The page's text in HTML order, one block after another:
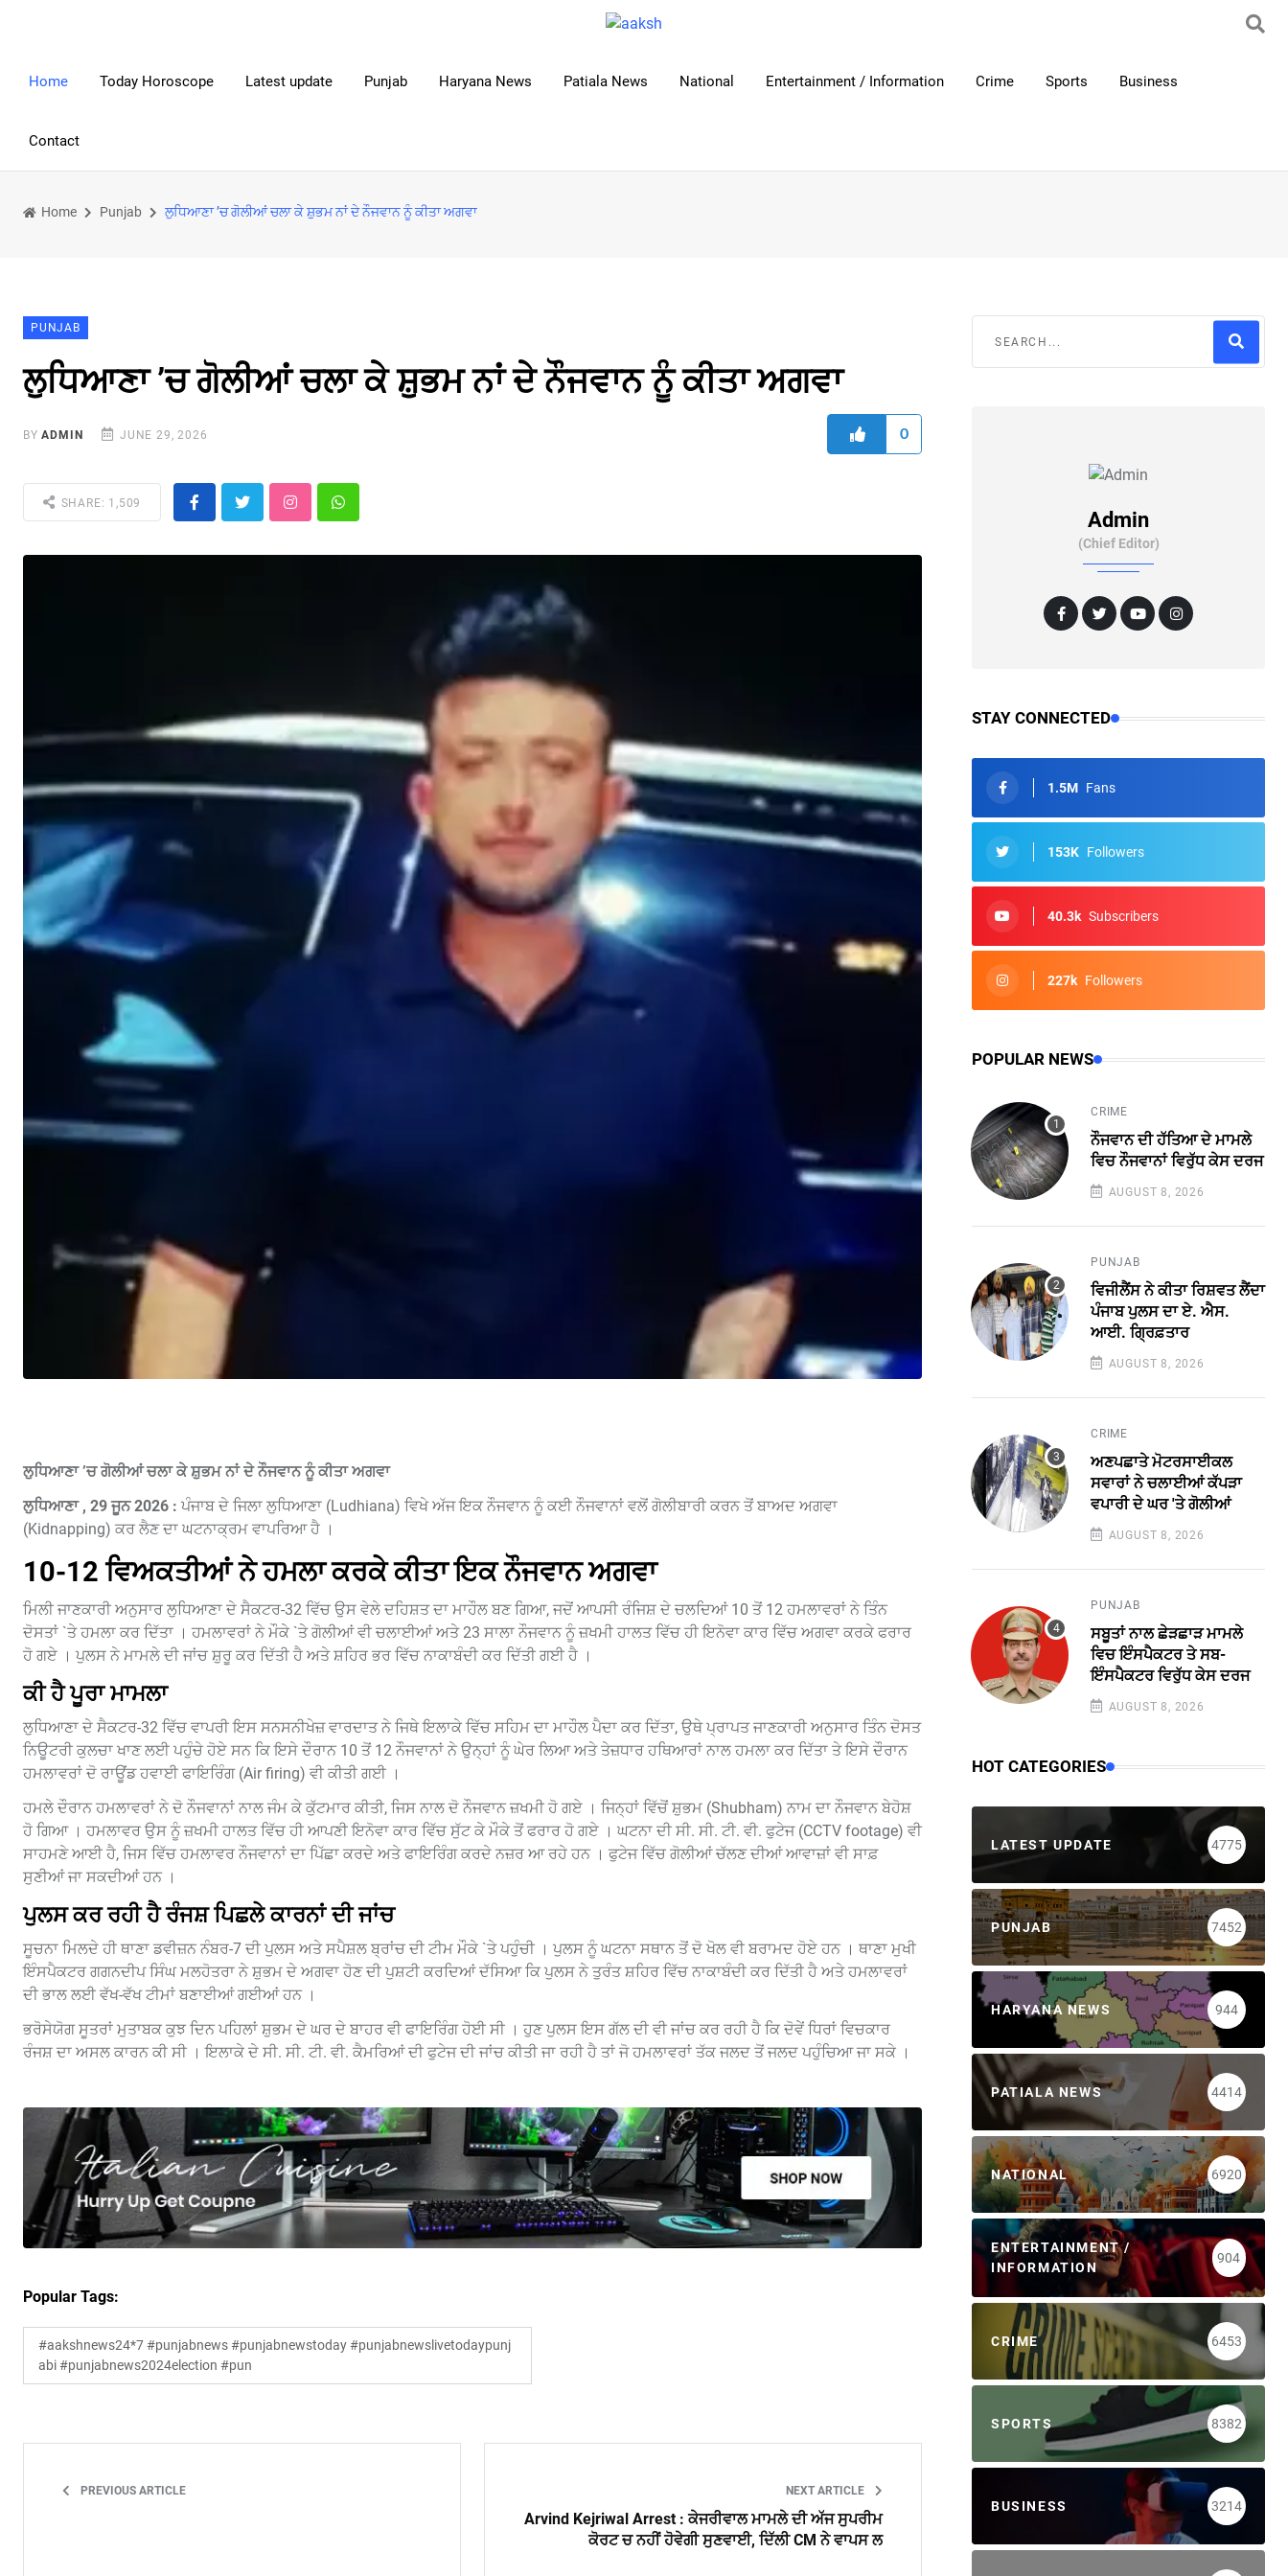
Home Today Horoscope Latest update Punjab Haryana News Patiala News National Entertainment / Information Crime Sports Business
Contact
Home Punjab ਲੁਧਿਆਣਾ ’ਚ ਗੋਲੀਆਂ ਚਲਾ ਕੇ ਸ਼ੁਭਮ ਨਾਂ ਦੇ ਨੌਜਵਾਨ ਨੂੰ ਕੀਤਾ ਅਗਵਾ
PUNJAB
ਲੁਧਿਆਣਾ ’ਚ ਗੋਲੀਆਂ ਚਲਾ ਕੇ ਸ਼ੁਭਮ ਨਾਂ ਦੇ ਨੌਜਵਾਨ ਨੂੰ ਕੀਤਾ ਅਗਵਾ
BYADMIN JUNE 29, 2026 0
SHARE: 1,509
ਲੁਧਿਆਣਾ ’ਚ ਗੋਲੀਆਂ ਚਲਾ ਕੇ ਸ਼ੁਭਮ ਨਾਂ ਦੇ ਨੌਜਵਾਨ ਨੂੰ ਕੀਤਾ ਅਗਵਾ
ਲੁਧਿਆਣਾ , 29 ਜੂਨ 2026 : ਪੰਜਾਬ ਦੇ ਜਿਲਾ ਲੁਧਿਆਣਾ (Ludhiana) ਵਿਖੇ ਅੱਜ ਇਕ ਨੌਜਵਾਨ ਨੂੰ ਕਈ ਨੌਜਵਾਨਾਂ ਵਲੋਂ ਗੋਲੀਬਾਰੀ ਕਰਨ ਤੋਂ ਬਾਅਦ ਅਗਵਾ
(Kidnapping) ਕਰ ਲੈਣ ਦਾ ਘਟਨਾਕ੍ਰਮ ਵਾਪਰਿਆ ਹੈ ।
10-12 ਵਿਅਕਤੀਆਂ ਨੇ ਹਮਲਾ ਕਰਕੇ ਕੀਤਾ ਇਕ ਨੌਜਵਾਨ ਅਗਵਾ
ਮਿਲੀ ਜਾਣਕਾਰੀ ਅਨੁਸਾਰ ਲੁਧਿਆਣਾ ਦੇ ਸੈਕਟਰ-32 ਵਿੱਚ ਉਸ ਵੇਲੇ ਦਹਿਸ਼ਤ ਦਾ ਮਾਹੌਲ ਬਣ ਗਿਆ, ਜਦੋਂ ਆਪਸੀ ਰੰਜਿਸ਼ ਦੇ ਚਲਦਿਆਂ 10 ਤੋਂ 12 ਹਮਲਾਵਰਾਂ ਨੇ ਤਿੰਨ
ਦੋਸਤਾਂ `ਤੇ ਹਮਲਾ ਕਰ ਦਿੱਤਾ । ਹਮਲਾਵਰਾਂ ਨੇ ਮੌਕੇ `ਤੇ ਗੋਲੀਆਂ ਵੀ ਚਲਾਈਆਂ ਅਤੇ 23 ਸਾਲਾ ਨੌਜਵਾਨ ਨੂੰ ਜ਼ਖਮੀ ਹਾਲਤ ਵਿੱਚ ਹੀ ਇਨੋਵਾ ਕਾਰ ਵਿੱਚ ਅਗਵਾ ਕਰਕੇ ਫਰਾਰ
ਹੋ ਗਏ । ਪੁਲਸ ਨੇ ਮਾਮਲੇ ਦੀ ਜਾਂਚ ਸ਼ੁਰੂ ਕਰ ਦਿੱਤੀ ਹੈ ਅਤੇ ਸ਼ਹਿਰ ਭਰ ਵਿੱਚ ਨਾਕਾਬੰਦੀ ਕਰ ਦਿੱਤੀ ਗਈ ਹੈ ।
ਕੀ ਹੈ ਪੂਰਾ ਮਾਮਲਾ
ਲੁਧਿਆਣਾ ਦੇ ਸੈਕਟਰ-32 ਵਿੱਚ ਵਾਪਰੀ ਇਸ ਸਨਸਨੀਖੇਜ਼ ਵਾਰਦਾਤ ਨੇ ਜਿਥੇ ਇਲਾਕੇ ਵਿੱਚ ਸਹਿਮ ਦਾ ਮਾਹੌਲ ਪੈਦਾ ਕਰ ਦਿੱਤਾ, ਉਥੇ ਪ੍ਰਾਪਤ ਜਾਣਕਾਰੀ ਅਨੁਸਾਰ ਤਿੰਨ ਦੋਸਤ
ਨਿਊਟਰੀ ਕੁਲਚਾ ਖਾਣ ਲਈ ਪਹੁੰਚੇ ਹੋਏ ਸਨ ਕਿ ਇਸੇ ਦੌਰਾਨ 10 ਤੋਂ 12 ਨੌਜਵਾਨਾਂ ਨੇ ਉਨ੍ਹਾਂ ਨੂੰ ਘੇਰ ਲਿਆ ਅਤੇ ਤੇਜ਼ਧਾਰ ਹਥਿਆਰਾਂ ਨਾਲ ਹਮਲਾ ਕਰ ਦਿੱਤਾ ਤੇ ਇਸੇ ਦੌਰਾਨ
ਹਮਲਾਵਰਾਂ ਦੋ ਰਾਊਂਡ ਹਵਾਈ ਫਾਇਰਿੰਗ (Air firing) ਵੀ ਕੀਤੀ ਗਈ ।
ਹਮਲੇ ਦੌਰਾਨ ਹਮਲਾਵਰਾਂ ਨੇ ਦੋ ਨੌਜਵਾਨਾਂ ਨਾਲ ਜੰਮ ਕੇ ਕੁੱਟਮਾਰ ਕੀਤੀ, ਜਿਸ ਨਾਲ ਦੋ ਨੌਜਵਾਨ ਜ਼ਖਮੀ ਹੋ ਗਏ । ਜਿਨ੍ਹਾਂ ਵਿੱਚੋਂ ਸ਼ੁਭਮ (Shubham) ਨਾਮ ਦਾ ਨੌਜਵਾਨ ਬੇਹੋਸ਼
ਹੋ ਗਿਆ । ਹਮਲਾਵਰ ਉਸ ਨੂੰ ਜ਼ਖਮੀ ਹਾਲਤ ਵਿੱਚ ਹੀ ਆਪਣੀ ਇਨੋਵਾ ਕਾਰ ਵਿੱਚ ਸੁੱਟ ਕੇ ਮੌਕੇ ਤੋਂ ਫਰਾਰ ਹੋ ਗਏ । ਘਟਨਾ ਦੀ ਸੀ. ਸੀ. ਟੀ. ਵੀ. ਫੁਟੇਜ (CCTV footage) ਵੀ
ਸਾਹਮਣੇ ਆਈ ਹੈ, ਜਿਸ ਵਿੱਚ ਹਮਲਾਵਰ ਨੌਜਵਾਨਾਂ ਦਾ ਪਿੱਛਾ ਕਰਦੇ ਅਤੇ ਫਾਇਰਿੰਗ ਕਰਦੇ ਨਜ਼ਰ ਆ ਰਹੇ ਹਨ । ਫੁਟੇਜ ਵਿੱਚ ਗੋਲੀਆਂ ਚੱਲਣ ਦੀਆਂ ਆਵਾਜ਼ਾਂ ਵੀ ਸਾਫ਼
ਸੁਣੀਆਂ ਜਾ ਸਕਦੀਆਂ ਹਨ ।
ਪੁਲਸ ਕਰ ਰਹੀ ਹੈ ਰੰਜਸ਼ ਪਿਛਲੇ ਕਾਰਨਾਂ ਦੀ ਜਾਂਚ
ਸੂਚਨਾ ਮਿਲਦੇ ਹੀ ਥਾਣਾ ਡਵੀਜ਼ਨ ਨੰਬਰ-7 ਦੀ ਪੁਲਸ ਅਤੇ ਸਪੈਸ਼ਲ ਬ੍ਰਾਂਚ ਦੀ ਟੀਮ ਮੌਕੇ `ਤੇ ਪਹੁੰਚੀ । ਪੁਲਸ ਨੂੰ ਘਟਨਾ ਸਥਾਨ ਤੋਂ ਦੋ ਖੋਲ ਵੀ ਬਰਾਮਦ ਹੋਏ ਹਨ । ਥਾਣਾ ਮੁਖੀ
ਇੰਸਪੈਕਟਰ ਗਗਨਦੀਪ ਸਿੰਘ ਮਲਹੋਤਰਾ ਨੇ ਸ਼ੁਭਮ ਦੇ ਅਗਵਾ ਹੋਣ ਦੀ ਪੁਸ਼ਟੀ ਕਰਦਿਆਂ ਦੱਸਿਆ ਕਿ ਪੁਲਸ ਨੇ ਤੁਰੰਤ ਸ਼ਹਿਰ ਵਿੱਚ ਨਾਕਾਬੰਦੀ ਕਰ ਦਿੱਤੀ ਹੈ ਅਤੇ ਹਮਲਾਵਰਾਂ
ਦੀ ਭਾਲ ਲਈ ਵੱਖ-ਵੱਖ ਟੀਮਾਂ ਬਣਾਈਆਂ ਗਈਆਂ ਹਨ ।
ਭਰੋਸੇਯੋਗ ਸੂਤਰਾਂ ਮੁਤਾਬਕ ਕੁਝ ਦਿਨ ਪਹਿਲਾਂ ਸ਼ੁਭਮ ਦੇ ਘਰ ਦੇ ਬਾਹਰ ਵੀ ਫਾਇਰਿੰਗ ਹੋਈ ਸੀ । ਹੁਣ ਪੁਲਸ ਇਸ ਗੱਲ ਦੀ ਵੀ ਜਾਂਚ ਕਰ ਰਹੀ ਹੈ ਕਿ ਦੋਵੇਂ ਧਿਰਾਂ ਵਿਚਕਾਰ
ਰੰਜਸ਼ ਦਾ ਅਸਲ ਕਾਰਨ ਕੀ ਸੀ । ਇਲਾਕੇ ਦੇ ਸੀ. ਸੀ. ਟੀ. ਵੀ. ਕੈਮਰਿਆਂ ਦੀ ਫੁਟੇਜ ਦੀ ਜਾਂਚ ਕੀਤੀ ਜਾ ਰਹੀ ਹੈ ਤਾਂ ਜੋ ਹਮਲਾਵਰਾਂ ਤੱਕ ਜਲਦ ਤੋਂ ਜਲਦ ਪਹੁੰਚਿਆ ਜਾ ਸਕੇ ।
Popular Tags:
#aakshnews24*7 #punjabnews #punjabnewstoday #punjabnewslivetodaypunj
abi #punjabnews2024election #pun
PREVIOUS ARTICLE NEXT ARTICLE
Arvind Kejriwal Arrest : ਕੇਜਰੀਵਾਲ ਮਾਮਲੇ ਦੀ ਅੱਜ ਸੁਪਰੀਮ
ਕੋਰਟ ਚ ਨਹੀਂ ਹੋਵੇਗੀ ਸੁਣਵਾਈ, ਦਿੱਲੀ CM ਨੇ ਵਾਪਸ ਲ
Admin
(Chief Editor)
STAY CONNECTED
1.5M Fans
153K Followers
40.3k Subscribers
227k Followers
POPULAR NEWS
CRIME
ਨੌਜਵਾਨ ਦੀ ਹੱਤਿਆ ਦੇ ਮਾਮਲੇ
ਵਿਚ ਨੌਜਵਾਨਾਂ ਵਿਰੁੱਧ ਕੇਸ ਦਰਜ
AUGUST 8, 2026
PUNJAB
ਵਿਜੀਲੈਂਸ ਨੇ ਕੀਤਾ ਰਿਸ਼ਵਤ ਲੈਂਦਾ
ਪੰਜਾਬ ਪੁਲਸ ਦਾ ਏ. ਐਸ.
ਆਈ. ਗ੍ਰਿਫ਼ਤਾਰ
AUGUST 8, 2026
CRIME
ਅਣਪਛਾਤੇ ਮੋਟਰਸਾਈਕਲ
ਸਵਾਰਾਂ ਨੇ ਚਲਾਈਆਂ ਕੱਪੜਾ
ਵਪਾਰੀ ਦੇ ਘਰ 'ਤੇ ਗੋਲੀਆਂ
AUGUST 8, 2026
PUNJAB
ਸਬੂਤਾਂ ਨਾਲ ਛੇੜਛਾੜ ਮਾਮਲੇ
ਵਿਚ ਇੰਸਪੈਕਟਰ ਤੇ ਸਬ-
ਇੰਸਪੈਕਟਰ ਵਿਰੁੱਧ ਕੇਸ ਦਰਜ
AUGUST 8, 2026
HOT CATEGORIES
LATEST UPDATE 4775
PUNJAB 7452
HARYANA NEWS 944
PATIALA NEWS 4414
NATIONAL 6920
ENTERTAINMENT /
INFORMATION
904
CRIME 6453
SPORTS 8382
BUSINESS 3214